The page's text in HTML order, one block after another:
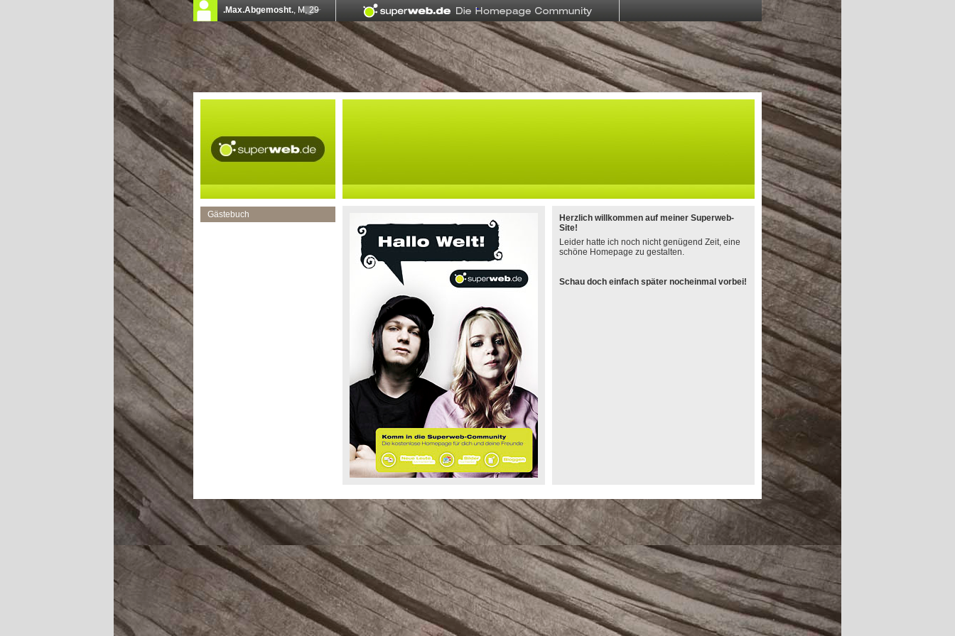
Gästebuch
Herzlich willkommen auf meiner Superweb-
Site!
Leider hatte ich noch nicht genügend Zeit, eine
schöne Homepage zu gestalten.
Schau doch einfach später nocheinmal vorbei!